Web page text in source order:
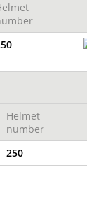
Helmet
number
250